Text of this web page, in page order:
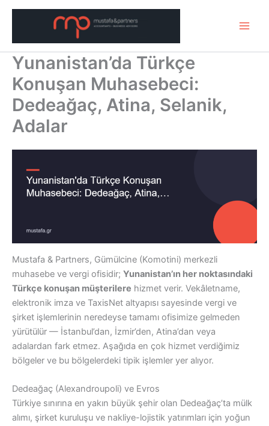
Μετάβαση
Yunanistan’da Türkçe
Konuşan Muhasebeci:
Dedeağaç, Atina, Selanik,
Adalar
Mustafa & Partners, Gümülcine (Komotini) merkezli
muhasebe ve vergi ofisidir; Yunanistan’ın her noktasındaki
Türkçe konuşan müşterilere hizmet verir. Vekâletname,
elektronik imza ve TaxisNet altyapısı sayesinde vergi ve
şirket işlemlerinin neredeyse tamamı ofisimize gelmeden
yürütülür — İstanbul’dan, İzmir’den, Atina’dan veya
adalardan fark etmez. Aşağıda en çok hizmet verdiğimiz
bölgeler ve bu bölgelerdeki tipik işlemler yer alıyor.
Dedeağaç (Alexandroupoli) ve Evros
Türkiye sınırına en yakın büyük şehir olan Dedeağaç’ta mülk
alımı, şirket kuruluşu ve nakliye-lojistik yatırımları için yoğun